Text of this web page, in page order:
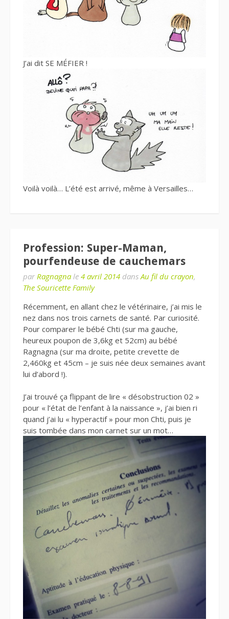
J’ai dit SE MÉFIER !
Voilà voilà… L’été est arrivé, même à Versailles…
Profession: Super-Maman,
pourfendeuse de cauchemars
par Ragnagna le 4 avril 2014 dans Au fil du crayon,
The Souricette Family
Récemment, en allant chez le vétérinaire, j’ai mis le
nez dans nos trois carnets de santé. Par curiosité.
Pour comparer le bébé Chti (sur ma gauche,
heureux poupon de 3,6kg et 52cm) au bébé
Ragnagna (sur ma droite, petite crevette de
2,460kg et 45cm – je suis née deux semaines avant
lui d’abord !).
J’ai trouvé ça flippant de lire « désobstruction 02 »
pour « l’état de l’enfant à la naissance », j’ai bien ri
quand j’ai lu « hyperactif » pour mon Chti, puis je
suis tombée dans mon carnet sur un mot…